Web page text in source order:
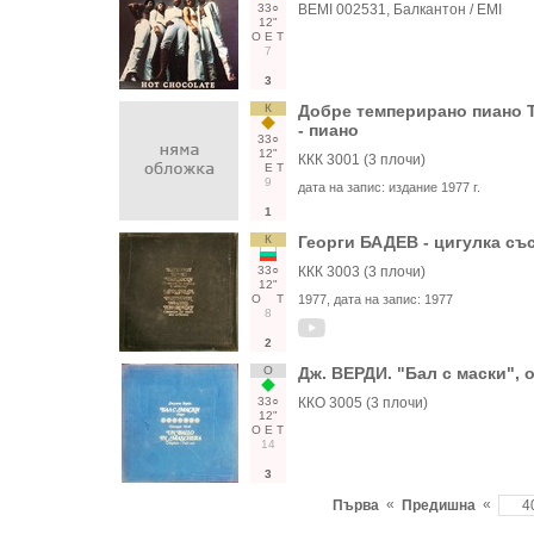
33○
12"
О Е Т
7
3
BEMI 002531, Балкантон / EMI
К
33○
12"
Е Т
9
1
Добре темперирано пиано
- пиано
ККК 3001 (3 плочи)
дата на запис: издание 1977 г.
К
33○
12"
О
Т
8
2
Георги БАДЕВ - цигулка
ККК 3003 (3 плочи)
1977 , дата на запис: 1977
О
33○
12"
О Е Т
14
3
Дж. ВЕРДИ. "Бал с маски",
ККО 3005 (3 плочи)
Първа « Предишна «